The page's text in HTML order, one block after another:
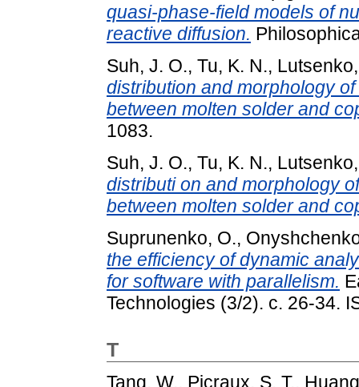
quasi-phase-field models of
reactive diffusion.
Suh, J. O., Tu, K. N.,
distribution and morphology
between molten solder and
1083.
Suh, J. O., Tu, K. N.,
distributi on and morphology
between molten solder and
Suprunenko, O.,
the efficiency of dynamic
for software with parallelism.
Technologies (3/2). с. 26-34.
T
Tang, W., Picraux, S. T.,